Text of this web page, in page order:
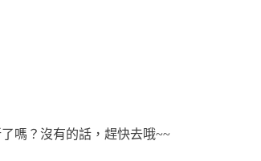
嗎？沒有的話，趕快去哦~~